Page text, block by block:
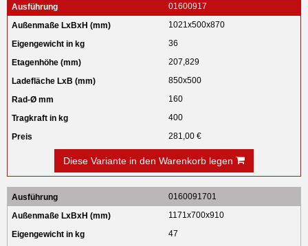
01600917
1021x500x870
36
207,829
850x500
160
400
281,00 €
Diese Variante in den Warenkorb legen
0160091701
1171x700x910
47